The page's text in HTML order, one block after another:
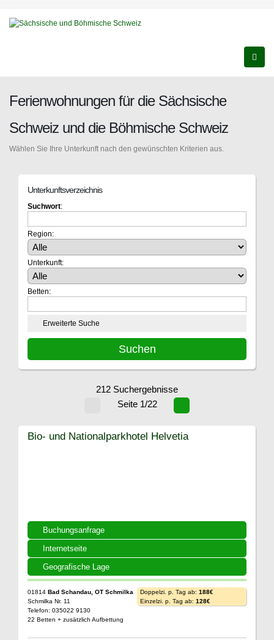
Ferienwohnungen für die Sächsische
Schweiz und die Böhmische Schweiz
Wählen Sie Ihre Unterkunft nach den gewünschten Kriterien aus.
Unterkunftsverzeichnis
Suchwort:
Region:
Unterkunft:
Betten:
Erweiterte Suche
212 Suchergebnisse
Seite 1/22
Buchungsanfrage
Internetseite
Geografische Lage
Bio- und Nationalparkhotel Helvetia
01814 Bad Schandau, OT Schmilka
Schmilka Nr. 11
Telefon: 035022 9130
22 Betten + zusätzlich Aufbettung
Doppelzi. p. Tag ab: 188€
Einzelzi. p. Tag ab: 128€